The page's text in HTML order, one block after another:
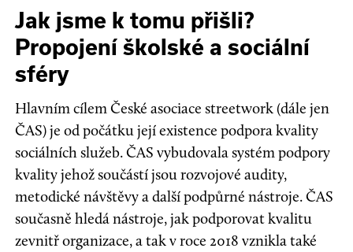
Jak jsme k tomu přišli?
Propojení školské a sociální
sféry
Hlavním cílem České asociace streetwork (dále jen
ČAS) je od počátku její existence podpora kvality
sociálních služeb. ČAS vybudovala systém podpory
kvality jehož součástí jsou rozvojové audity,
metodické návštěvy a další podpůrné nástroje. ČAS
současně hledá nástroje, jak podporovat kvalitu
zevnitř organizace, a tak v roce 2018 vznikla také